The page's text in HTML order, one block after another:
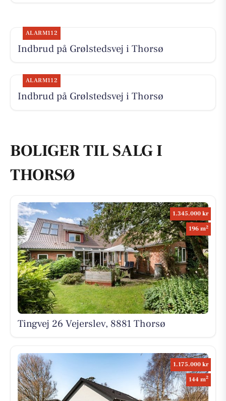
ALARM112
Indbrud på Grølstedsvej i Thorsø
ALARM112
Indbrud på Grølstedsvej i Thorsø
BOLIGER TIL SALG I
THORSØ
1.345.000 kr
196 m2
Tingvej 26 Vejerslev, 8881 Thorsø
1.175.000 kr
144 m2